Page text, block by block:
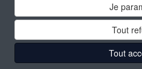
Je
Tout
Tout